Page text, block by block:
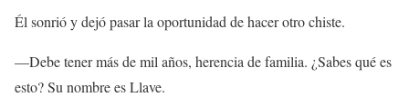
Él sonrió y dejó pasar la oportunidad de hacer otro chiste.
—Debe tener más de mil años, herencia de familia. ¿Sabes qué es
esto? Su nombre es Llave.